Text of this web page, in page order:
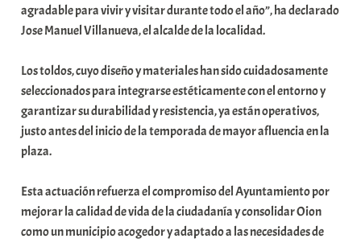
agradable para vivir y visitar durante todo el año”, ha declarado
Jose Manuel Villanueva, el alcalde de la localidad.
Los toldos, cuyo diseño y materiales han sido cuidadosamente
seleccionados para integrarse estéticamente con el entorno y
garantizar su durabilidad y resistencia, ya están operativos,
justo antes del inicio de la temporada de mayor afluencia en la
plaza.
Esta actuación refuerza el compromiso del Ayuntamiento por
mejorar la calidad de vida de la ciudadanía y consolidar Oion
como un municipio acogedor y adaptado a las necesidades de